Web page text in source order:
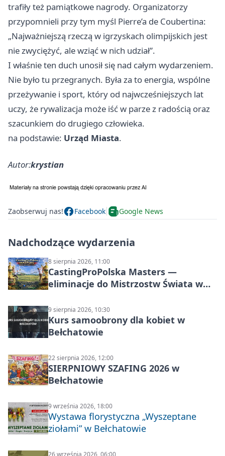
trafiły też pamiątkowe nagrody. Organizatorzy
przypomnieli przy tym myśl Pierre’a de Coubertina:
„Najważniejszą rzeczą w igrzyskach olimpijskich jest
nie zwyciężyć, ale wziąć w nich udział”.
I właśnie ten duch unosił się nad całym wydarzeniem.
Nie było tu przegranych. Była za to energia, wspólne
przeżywanie i sport, który od najwcześniejszych lat
uczy, że rywalizacja może iść w parze z radością oraz
szacunkiem do drugiego człowieka.
na podstawie: Urząd Miasta.
Autor:krystian
Zaobserwuj nas! Facebook Google News
Nadchodzące wydarzenia
8 sierpnia 2026, 11:00
CastingProPolska Masters —
eliminacje do Mistrzostw Świata w
9 sierpnia 2026, 10:30
Kurs samoobrony dla kobiet w
Bełchatowie
22 sierpnia 2026, 12:00
SIERPNIOWY SZAFING 2026 w
Bełchatowie
9 września 2026, 18:00
Wystawa florystyczna „Wyszeptane
ziołami” w Bełchatowie
26 września 2026, 06:00